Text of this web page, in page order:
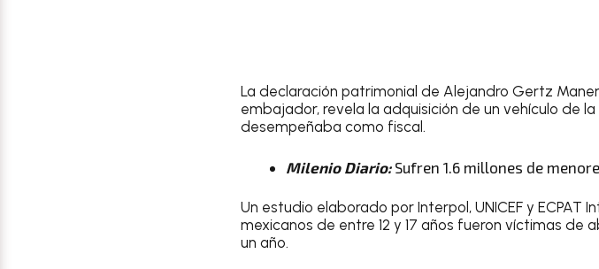
La declaración patrimonial de Alejandro Gertz
embajador, revela la adquisición de un vehículo de
desempeñaba como fiscal.
Milenio Diario:Sufren 1.6 millones de
Un estudio elaborado por Interpol, UNICEF y ECPAT
mexicanos de entre 12 y 17 años fueron víctimas
un año.